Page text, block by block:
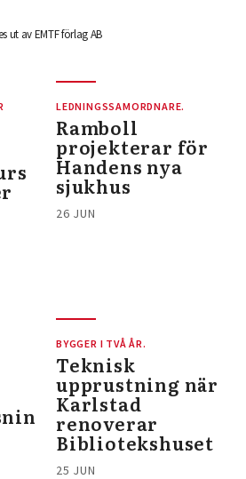
ut av EMTF förlag AB
LEDNINGSSAMORDNARE.
Ramboll
projekterar för
Handens nya
sjukhus
26 JUN
BYGGER I TVÅ ÅR.
Teknisk
upprustning när
Karlstad
renoverar
Bibliotekshuset
25 JUN